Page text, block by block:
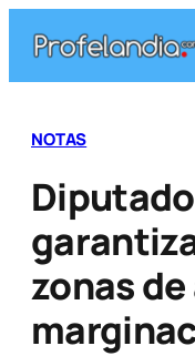
contenido
NOTAS
zonas